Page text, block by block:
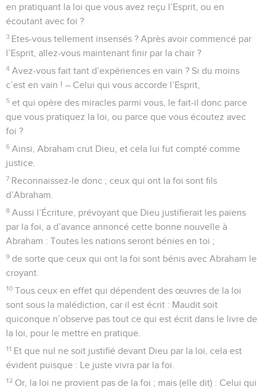
en pratiquant la loi que vous avez reçu l’Esprit, ou en
écoutant avec foi ?
3 Etes-vous tellement insensés ? Après avoir commencé par
l’Esprit, allez-vous maintenant finir par la chair ?
4 Avez-vous fait tant d’expériences en vain ? Si du moins
c’est en vain ! – Celui qui vous accorde l’Esprit,
5 et qui opère des miracles parmi vous, le fait-il donc parce
que vous pratiquez la loi, ou parce que vous écoutez avec
foi ?
6 Ainsi, Abraham crut Dieu, et cela lui fut compté comme
justice.
7 Reconnaissez-le donc ; ceux qui ont la foi sont fils
d’Abraham.
8 Aussi l’Écriture, prévoyant que Dieu justifierait les païens
par la foi, a d’avance annoncé cette bonne nouvelle à
Abraham : Toutes les nations seront bénies en toi ;
9 de sorte que ceux qui ont la foi sont bénis avec Abraham le
croyant.
10 Tous ceux en effet qui dépendent des œuvres de la loi
sont sous la malédiction, car il est écrit : Maudit soit
quiconque n’observe pas tout ce qui est écrit dans le livre de
la loi, pour le mettre en pratique.
11 Et que nul ne soit justifié devant Dieu par la loi, cela est
évident puisque : Le juste vivra par la foi.
12 Or, la loi ne provient pas de la foi ; mais (elle dit) : Celui qui